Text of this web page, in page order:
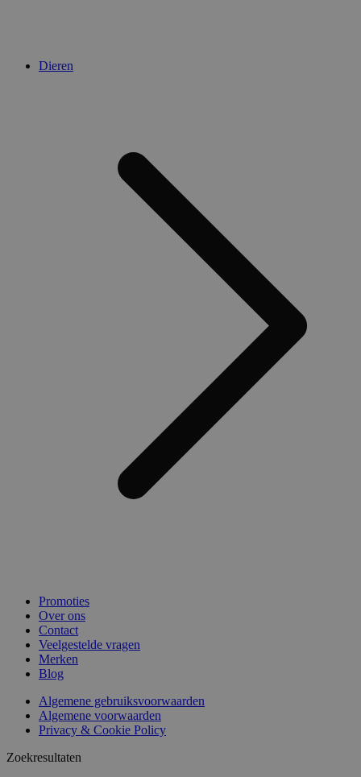
Dieren
Promoties
Over ons
Contact
Veelgestelde vragen
Merken
Blog
Algemene gebruiksvoorwaarden
Algemene voorwaarden
Privacy & Cookie Policy
Zoekresultaten